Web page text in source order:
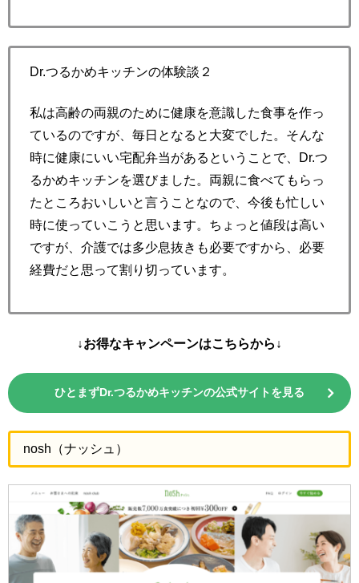
Dr.つるかめキッチンの体験談２
私は高齢の両親のために健康を意識した食事を作っ
ているのですが、毎日となると大変でした。そんな
時に健康にいい宅配弁当があるということで、Dr.つ
るかめキッチンを選びました。両親に食べてもらっ
たところおいしいと言うことなので、今後も忙しい
時に使っていこうと思います。ちょっと値段は高い
ですが、介護では多少息抜きも必要ですから、必要
経費だと思って割り切っています。
↓お得なキャンペーンはこちらから↓
ひとまずDr.つるかめキッチンの公式サイトを見る
nosh（ナッシュ）